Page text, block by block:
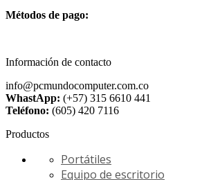
Métodos de pago:
Información de contacto
info@pcmundocomputer.com.co
WhastApp: (+57) 315 6610 441
Teléfono: (605) 420 7116
Productos
Portátiles
Equipo de escritorio